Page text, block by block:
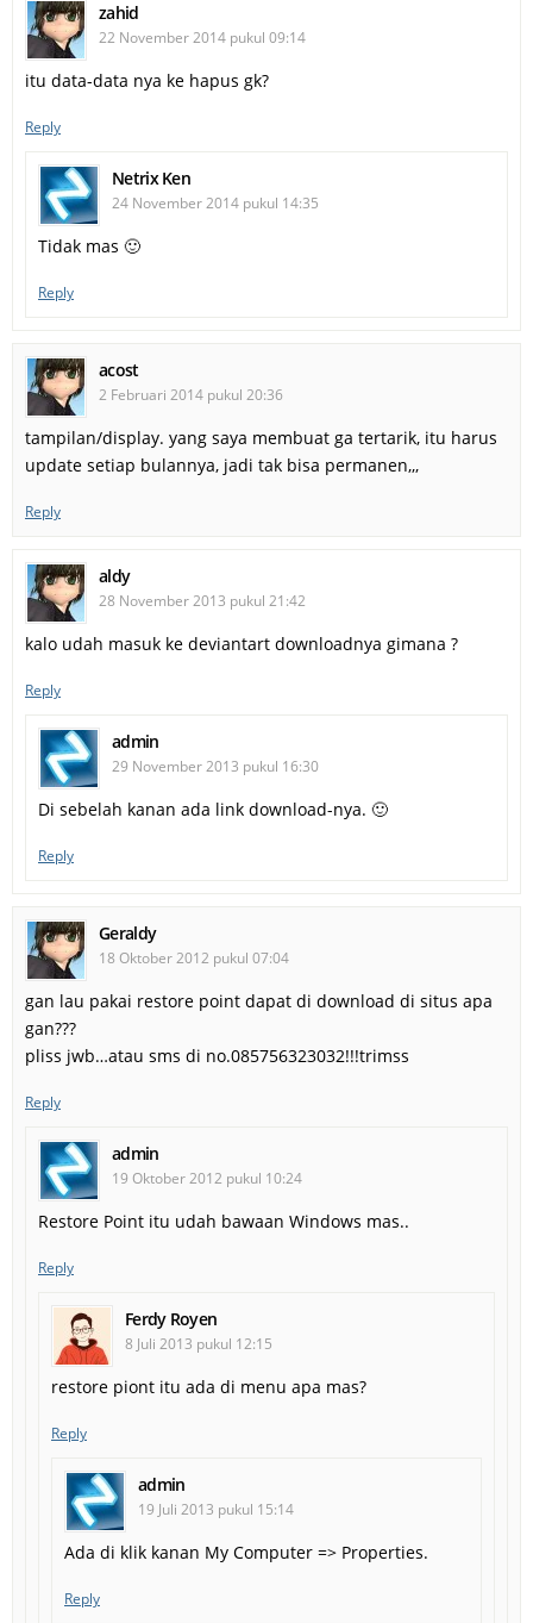
zahid
22 November 2014 pukul 09:14
itu data-data nya ke hapus gk?
Reply
Netrix Ken
24 November 2014 pukul 14:35
Tidak mas 🙂
Reply
acost
2 Februari 2014 pukul 20:36
tampilan/display. yang saya membuat ga tertarik, itu harus
update setiap bulannya, jadi tak bisa permanen,,,
Reply
aldy
28 November 2013 pukul 21:42
kalo udah masuk ke deviantart downloadnya gimana ?
Reply
admin
29 November 2013 pukul 16:30
Di sebelah kanan ada link download-nya. 🙂
Reply
Geraldy
18 Oktober 2012 pukul 07:04
gan lau pakai restore point dapat di download di situs apa
gan???
pliss jwb…atau sms di no.085756323032!!!trimss
Reply
admin
19 Oktober 2012 pukul 10:24
Restore Point itu udah bawaan Windows mas..
Reply
Ferdy Royen
8 Juli 2013 pukul 12:15
restore piont itu ada di menu apa mas?
Reply
admin
19 Juli 2013 pukul 15:14
Ada di klik kanan My Computer => Properties.
Reply